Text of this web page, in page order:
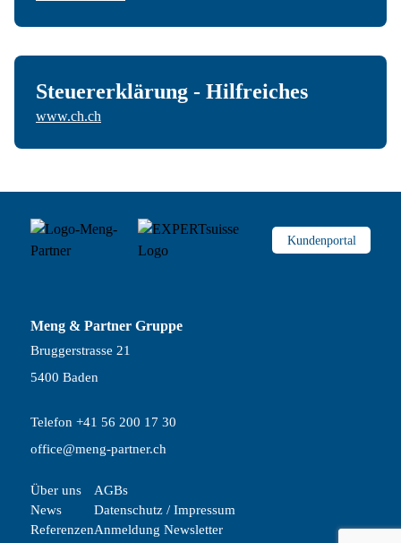
Steuererklärung - Hilfreiches
www.ch.ch
Kundenportal
Meng & Partner Gruppe
Bruggerstrasse 21
5400 Baden
Telefon +41 56 200 17 30
office@meng-partner.ch
Über uns
News
Referenzen
AGBs
Datenschutz / Impressum
Anmeldung Newsletter